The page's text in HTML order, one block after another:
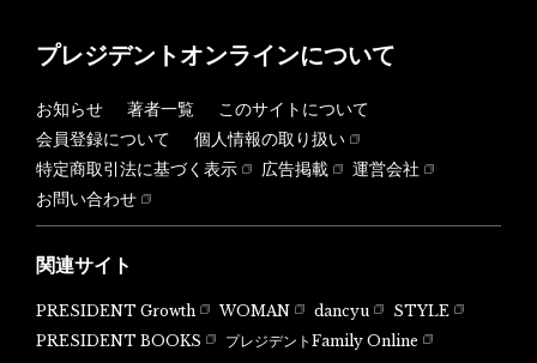
プレジデントオンラインについて
お知らせ 著者一覧
このサイトについて
会員登録について
個人情報の取り扱い
特定商取引法に基づく表示
広告掲載
運営会社
お問い合わせ
関連サイト
PRESIDENT Growth WOMAN dancyu
STYLE
PRESIDENT BOOKS
プレジデントFamily Online